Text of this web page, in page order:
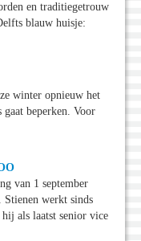
en traditiegetrouw
blauw huisje:
winter opnieuw het
gaat beperken. Voor
van 1 september
werkt sinds
als laatst senior vice